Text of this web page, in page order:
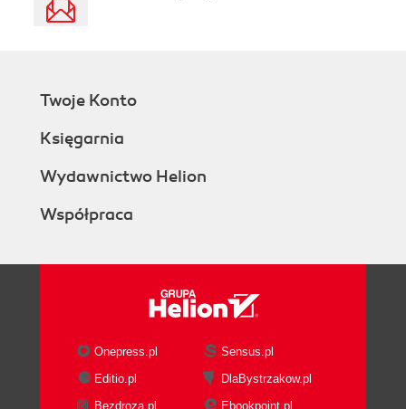
Twoje Konto
Księgarnia
Wydawnictwo Helion
Współpraca
Onepress.pl
Sensus.pl
Editio.pl
DlaBystrzakow.pl
Bezdroza.pl
Ebookpoint.pl